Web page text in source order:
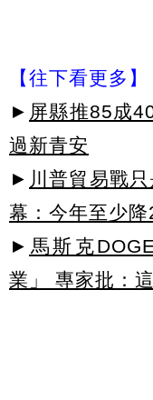
【往下看更多】
► 屏縣推85成
過新青安
► 川普貿易戰
幕：今年至少降
► 馬斯克
業」 專家批：